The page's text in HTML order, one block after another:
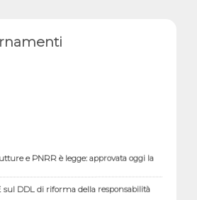
e PNRR è legge: approvata oggi la
sul DDL di riforma della responsabilità